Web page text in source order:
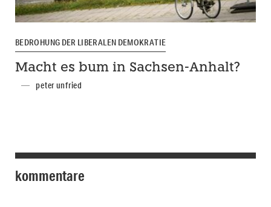
BEDROHUNG DER LIBERALEN DEMOKRATIE
Macht es bum in Sachsen-Anhalt?
peter unfried
kommentare